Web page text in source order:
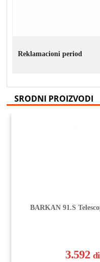
Reklamacioni period
SRODNI PROIZVODI
BARKAN 91.S
3.592